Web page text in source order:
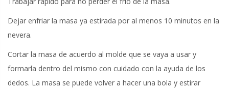
Dejar enfriar la masa ya estirada por al menos 10 minutos en la
nevera.
Cortar la masa de acuerdo al molde que se vaya a usar y
formarla dentro del mismo con cuidado con la ayuda de los
dedos. La masa se puede volver a hacer una bola y estirar